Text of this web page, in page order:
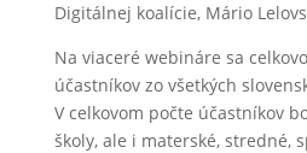
Digitálnej koalície, Mário
Na viaceré webináre sa
účastníkov zo všetkých
V celkovom počte účastníkov
školy, ale i materské, stredné,